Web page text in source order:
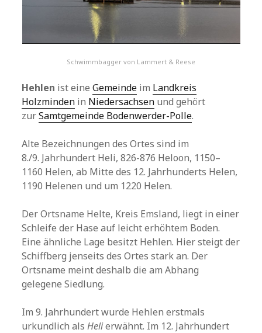
Schwimmbagger von Lammert & Reese
Hehlen ist eineGemeinde im Landkreis
Holzminden in Niedersachsen und gehört
zurSamtgemeinde Bodenwerder-Polle.
Alte Bezeichnungen des Ortes sind im
8./9. Jahrhundert Heli, 826-876 Heloon, 1150–
1160 Helen, ab Mitte des 12. Jahrhunderts Helen,
1190 Helenen und um 1220 Helen.
Der Ortsname Helte, Kreis Emsland, liegt in einer
Schleife der Hase auf leicht erhöhtem Boden.
Eine ähnliche Lage besitzt Hehlen. Hier steigt der
Schiffberg jenseits des Ortes stark an. Der
Ortsname meint deshalb die am Abhang
gelegene Siedlung.
Im 9. Jahrhundert wurde Hehlen erstmals
urkundlich alsHelierwähnt. Im 12. Jahrhundert